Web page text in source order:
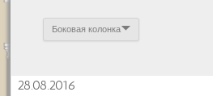
Боковая колонка
28.08.2016